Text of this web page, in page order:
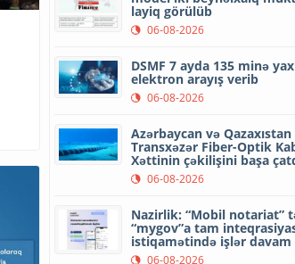
layiq görülüb
06-08-2026
DSMF 7 ayda 135 minə
elektron arayış verib
06-08-2026
Azərbaycan və Qazaxıstan
Transxəzər Fiber-Optik
Xəttinin çəkilişini başa
06-08-2026
Nazirlik: “Mobil notariat”
“mygov”a tam
istiqamətində işlər
06-08-2026